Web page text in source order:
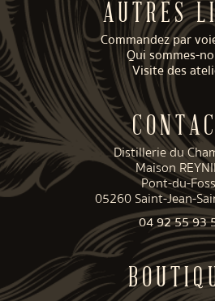
AUTRES
Commandez par
Qui sommes-
Visite des
Distillerie du
Maison
Pont-du-
05260 Saint-Jean-
04 92 55 93